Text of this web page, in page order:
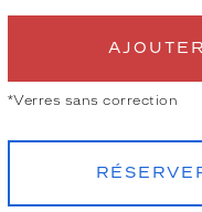
*Verres sans correction